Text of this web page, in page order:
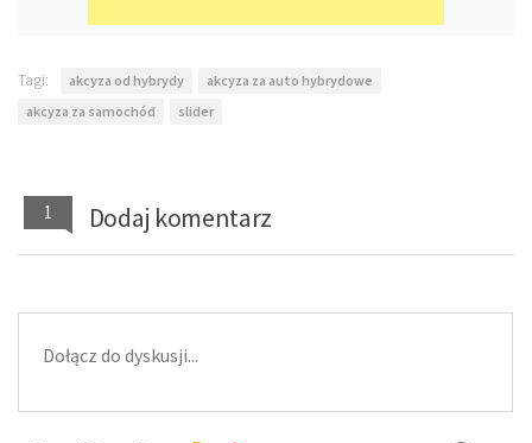
Tagi: akcyza od hybrydy
akcyza za auto hybrydowe
akcyza za samochód
slider
1 Dodaj komentarz